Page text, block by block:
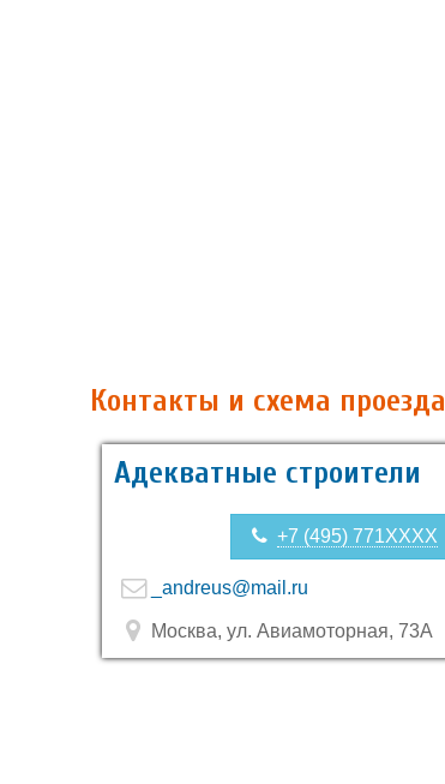
Контакты и схема проезда
Адекватные строители
+7 (495) 771XXXX
_andreus@mail.ru
Москва, ул. Авиамоторная, 73А